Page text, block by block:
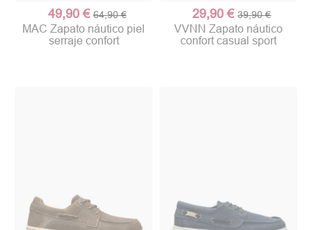
49,90 € 64,90 €
MAC Zapato náutico piel
serraje confort
29,90 € 39,90 €
VVNN Zapato náutico
confort casual sport